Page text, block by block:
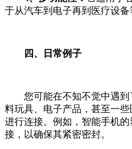
于从汽车到电子再到医疗设备
四、日常例子
您可能在不知不觉中遇到
料玩具、电子产品，甚至一
进行连接。例如，智能手机
接，以确保其紧密密封。